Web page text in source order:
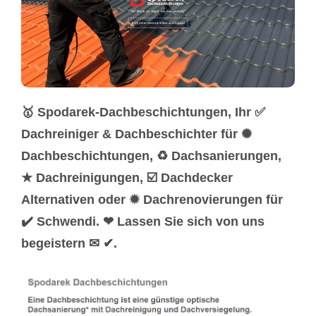
🥇 Spodarek-Dachbeschichtungen, Ihr ✅
Dachreiniger & Dachbeschichter für ✺
Dachbeschichtungen, ♻ Dachsanierungen,
★ Dachreinigungen, ☑️ Dachdecker
Alternativen oder ✹ Dachrenovierungen für
✔️ Schwendi. ❤ Lassen Sie sich von uns
begeistern ✉ ✔.